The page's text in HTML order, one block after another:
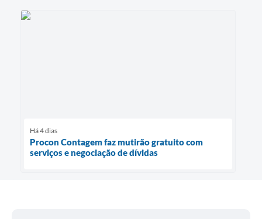
Há 4 dias
Procon Contagem faz mutirão gratuito com
serviços e negociação de dívidas